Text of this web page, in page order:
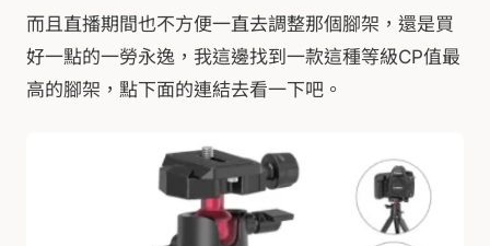
而且直播期間也不方便一直去調整那個腳架，還是買
好一點的一勞永逸，我這邊找到一款這種等級CP值最
高的腳架，點下面的連結去看一下吧。